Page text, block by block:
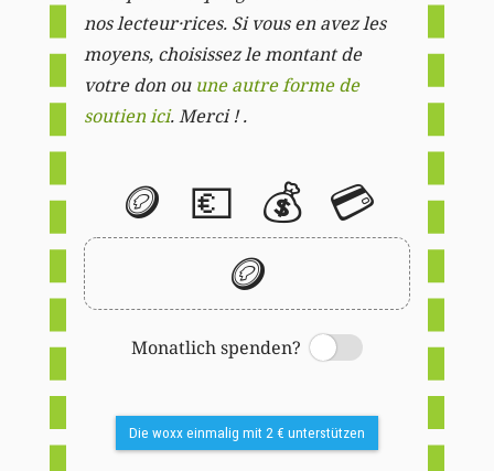
nos lecteur·rices. Si vous en avez les
moyens, choisissez le montant de
votre don ou une autre forme de
soutien ici. Merci ! .
🪙 💶 💰 💳
🪙
Monatlich spenden?
Switch
Die woxx einmalig mit 2 € unterstützen